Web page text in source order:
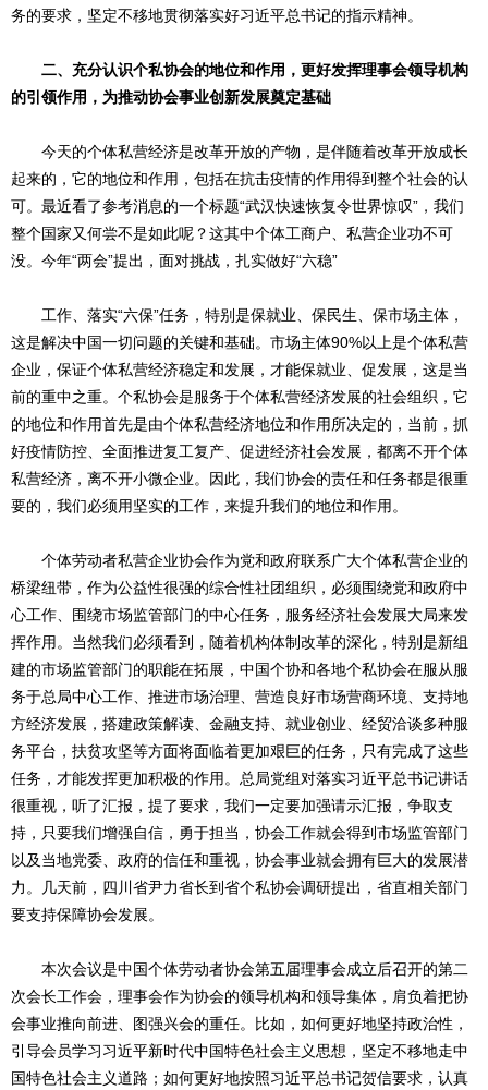
务的要求，坚定不移地贯彻落实好习近平总书记的指示精神。
二、充分认识个私协会的地位和作用，更好发挥理事会领导机构
的引领作用，为推动协会事业创新发展奠定基础
今天的个体私营经济是改革开放的产物，是伴随着改革开放成长
起来的，它的地位和作用，包括在抗击疫情的作用得到整个社会的认
可。最近看了参考消息的一个标题“武汉快速恢复令世界惊叹”，我们
整个国家又何尝不是如此呢？这其中个体工商户、私营企业功不可
没。今年“两会”提出，面对挑战，扎实做好“六稳”
工作、落实“六保”任务，特别是保就业、保民生、保市场主体，
这是解决中国一切问题的关键和基础。市场主体90%以上是个体私营
企业，保证个体私营经济稳定和发展，才能保就业、促发展，这是当
前的重中之重。个私协会是服务于个体私营经济发展的社会组织，它
的地位和作用首先是由个体私营经济地位和作用所决定的，当前，抓
好疫情防控、全面推进复工复产、促进经济社会发展，都离不开个体
私营经济，离不开小微企业。因此，我们协会的责任和任务都是很重
要的，我们必须用坚实的工作，来提升我们的地位和作用。
个体劳动者私营企业协会作为党和政府联系广大个体私营企业的
桥梁纽带，作为公益性很强的综合性社团组织，必须围绕党和政府中
心工作、围绕市场监管部门的中心任务，服务经济社会发展大局来发
挥作用。当然我们必须看到，随着机构体制改革的深化，特别是新组
建的市场监管部门的职能在拓展，中国个协和各地个私协会在服从服
务于总局中心工作、推进市场治理、营造良好市场营商环境、支持地
方经济发展，搭建政策解读、金融支持、就业创业、经贸洽谈多种服
务平台，扶贫攻坚等方面将面临着更加艰巨的任务，只有完成了这些
任务，才能发挥更加积极的作用。总局党组对落实习近平总书记讲话
很重视，听了汇报，提了要求，我们一定要加强请示汇报，争取支
持，只要我们增强自信，勇于担当，协会工作就会得到市场监管部门
以及当地党委、政府的信任和重视，协会事业就会拥有巨大的发展潜
力。几天前，四川省尹力省长到省个私协会调研提出，省直相关部门
要支持保障协会发展。
本次会议是中国个体劳动者协会第五届理事会成立后召开的第二
次会长工作会，理事会作为协会的领导机构和领导集体，肩负着把协
会事业推向前进、图强兴会的重任。比如，如何更好地坚持政治性，
引导会员学习习近平新时代中国特色社会主义思想，坚定不移地走中
国特色社会主义道路；如何更好地按照习近平总书记贺信要求，认真